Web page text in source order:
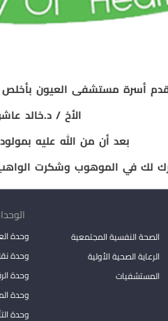
أسرة مستشفى العيون بأخلص
الأخ / د.خالد
بعد أن من الله عليه
لك في الموهوب وشكرت
الصحة النفسية المجتمعية
الرعاية الصحية الأولية
المستشفيات
وحدة
وحدة
وحدة
وحدة
وحدة